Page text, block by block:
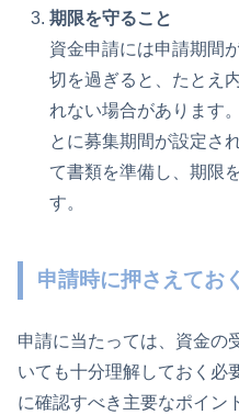
期限を守ること
資金申請には申請期間
切を過ぎると、たとえ
れない場合があります
とに募集期間が設定さ
て書類を準備し、期限
す。
申請時に押さえてお
申請に当たっては、資金の
いても十分理解しておく必
に確認すべき主要なポイン